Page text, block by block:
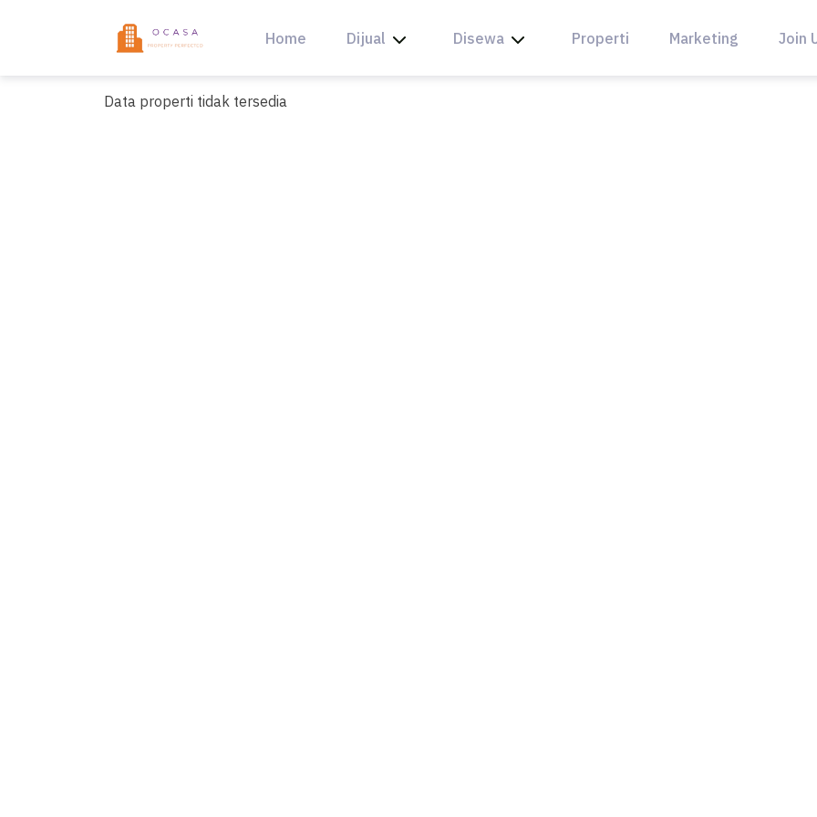
Home Dijual Disewa Properti Marketing Join
Data properti tidak tersedia